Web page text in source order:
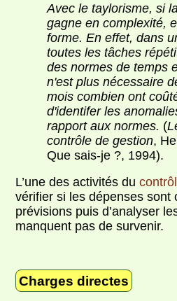
Avec le taylorisme, si
gagne en complexité,
forme. En effet, dans
toutes les tâches
des normes de temps
n'est plus nécessaire
mois combien ont
d'identifer les
rapport aux normes. (
contrôle de gestion,
Que sais-je ?, 1994).
L’une des activités du
vérifier si les dépenses sont
prévisions puis d’analyser
manquent pas de survenir.
Charges directes